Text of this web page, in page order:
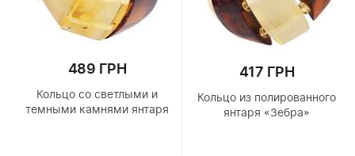
489 ГРН
Кольцо со светлыми и
темными камнями янтаря
417 ГРН
Кольцо из полированного
янтаря «Зебра»